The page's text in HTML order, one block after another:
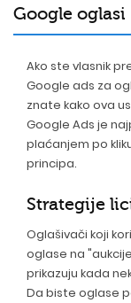
Google oglasi
Ako ste vlasnik
Google ads za
znate kako ova
Google Ads je
plaćanjem po
principa.
Strategije
Oglašivači koji
oglase na
prikazuju kada
Da biste oglase